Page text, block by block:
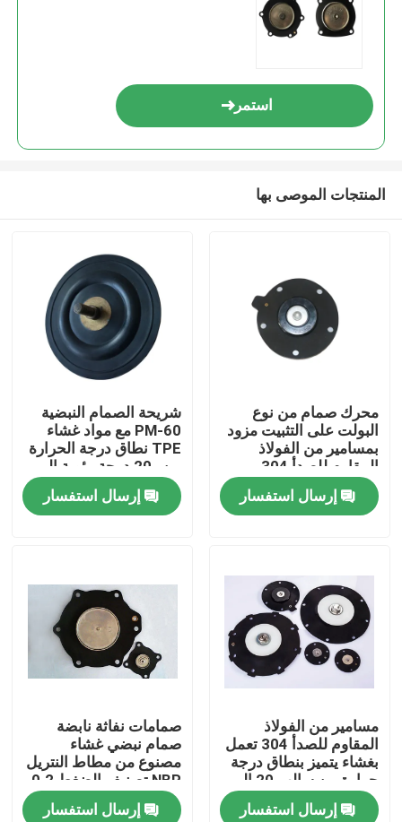
المنتجات
حولنا
استمر
المنتجات الموصى بها
محرك صمام من نوع
البولت على التثبيت مزود
بمسامير من الفولاذ
المقاوم للصدأ 304
للتطبيقات الصناعية
الثقيلة إرسال استفسار
شريحة الصمام النبضية
PM-60 مع مواد غشاء
TPE نطاق درجة الحرارة
من -20 درجة مئوية إلى
+ 150 درجة مئوية مثالية
للمعدات الصناعية
إرسال استفسار
مسامير من الفولاذ
المقاوم للصدأ 304 تعمل
بغشاء يتميز بنطاق درجة
حرارة من سالب 20 إلى
150 درجة مئوية
للصناعات القوية
إرسال استفسار
صمامات نفاثة نابضة
صمام نبضي غشاء
مصنوع من مطاط النتريل
NBR تصنيف الضغط 0.2
إلى 0.8 ميجا باسكال
مكون إرسال استفسار